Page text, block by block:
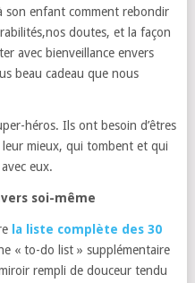
son enfant comment rebondir
nos doutes, et la façon
avec bienveillance envers
beau cadeau que nous
héros. Ils ont besoin d’êtres
mieux, qui tombent et qui
eux.
soi-même
la liste complète des 30
« to-do list » supplémentaire
rempli de douceur tendu